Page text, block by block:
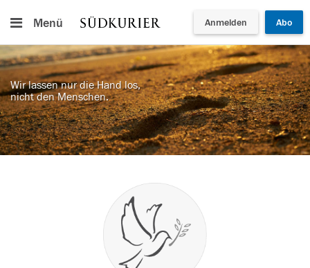
Menü Anmelden Abo
Wir lassen nur die Hand los,
nicht den Menschen.